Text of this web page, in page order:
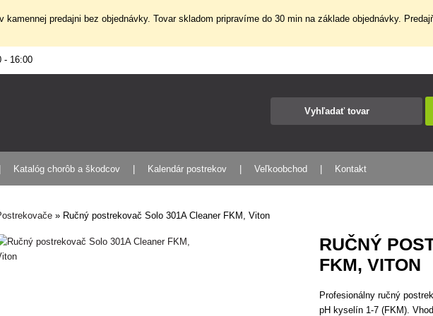
predajni bez objednávky. Tovar skladom pripravíme do 30 min na základe objednávky.
- 16:00
Katalóg chorôb a škodcov Kalendár postrekov Veľkoobchod Kontakt
» Ručný postrekovač Solo 301A Cleaner FKM, Viton
RUČNÝ
FKM, VITON
Profesionálny ručný
pH kyselín 1-7 (FKM).